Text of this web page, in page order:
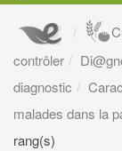
contrôler
diagnostic
malades dans la
rang(s)